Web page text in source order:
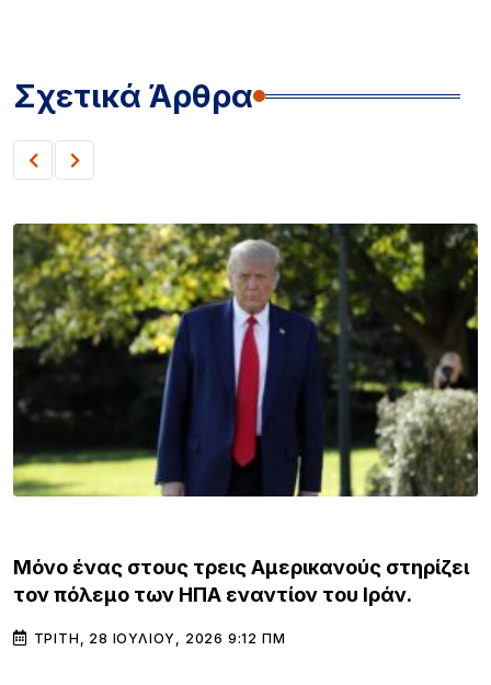
Σχετικά Άρθρα
Μόνο ένας στους τρεις Αμερικανούς στηρίζει
τον πόλεμο των ΗΠΑ εναντίον του Ιράν.
ΤΡΊΤΗ, 28 ΙΟΥΛΊΟΥ, 2026 9:12 ΠΜ